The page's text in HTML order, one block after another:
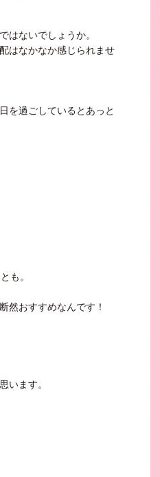
はないでしょうか。
はなかなか感じられませ
を過ごしているとあっと
も。
然おすすめなんです！
います。